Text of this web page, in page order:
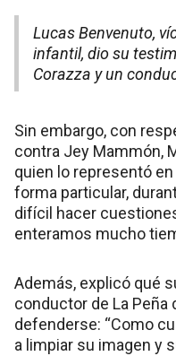
Lucas Benvenuto,
infantil, dio su
Corazza y un
Sin embargo, con
contra Jey Mammón,
quien lo representó
forma particular,
difícil hacer
enteramos mucho
Además, explicó qué
conductor de La
defenderse: “Como
a limpiar su imagen y